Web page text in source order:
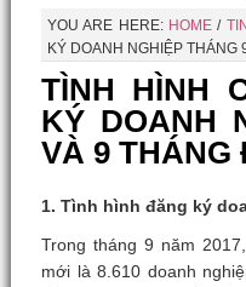
YOU ARE HERE: HOME /
KÝ DOANH NGHIỆP
TÌNH HÌNH
KÝ DOANH
VÀ 9 THÁNG
1. Tình hình đăng ký
Trong tháng 9 năm
mới là 8.610 doanh